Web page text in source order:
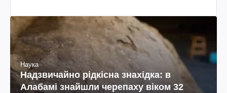
Наука
Надзвичайно рідкісна знахідка: в
Алабамі знайшли черепаху віком 32